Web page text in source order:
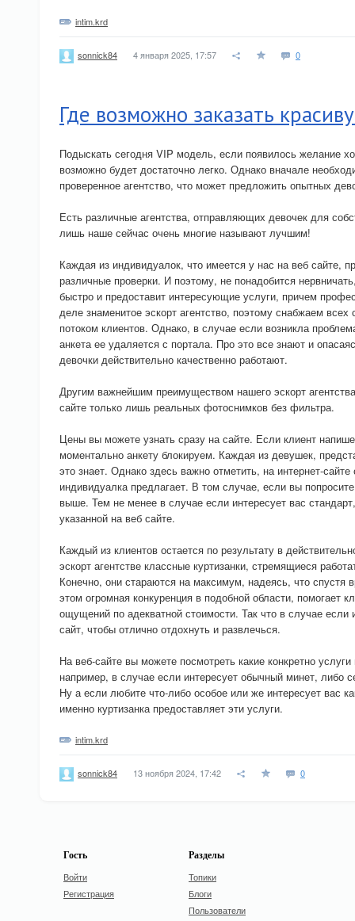
intim.krd
sonnick84 4 января 2025, 17:57 0
Где возможно заказать
Подыскать сегодня VIP модель, если появилось желание
возможно будет достаточно легко. Однако вначале
проверенное агентство, что может предложить опытных
Есть различные агентства, отправляющих девочек для
лишь наше сейчас очень многие называют лучшим!
Каждая из индивидуалок, что имеется у нас на веб сайте,
различные проверки. И поэтому, не понадобится
быстро и предоставит интересующие услуги, причем
деле знаменитое эскорт агентство, поэтому снабжаем
потоком клиентов. Однако, в случае если возникла
анкета ее удаляется с портала. Про это все знают и
девочки действительно качественно работают.
Другим важнейшим преимуществом нашего эскорт
сайте только лишь реальных фотоснимков без фильтра.
Цены вы можете узнать сразу на сайте. Если клиент
моментально анкету блокируем. Каждая из девушек,
это знает. Однако здесь важно отметить, на интернет-
индивидуалка предлагает. В том случае, если вы
выше. Тем не менее в случае если интересует вас
указанной на веб сайте.
Каждый из клиентов остается по результату в
эскорт агентстве классные куртизанки, стремящиеся
Конечно, они стараются на максимум, надеясь, что спустя
этом огромная конкуренция в подобной области, помогает
ощущений по адекватной стоимости. Так что в случае если
сайт, чтобы отлично отдохнуть и развлечься.
На веб-сайте вы можете посмотреть какие конкретно услуги
например, в случае если интересует обычный минет, либо
Ну а если любите что-либо особое или же интересует вас
именно куртизанка предоставляет эти услуги.
intim.krd
sonnick84 13 ноября 2024, 17:42 0
Гость
Войти
Регистрация
Разделы
Топики
Блоги
Пользователи